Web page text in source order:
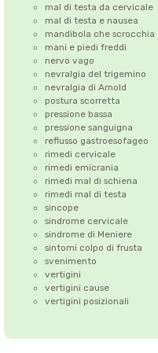
mal di testa da cervicale
mal di testa e nausea
mandibola che scrocchia
mani e piedi freddi
nervo vago
nevralgia del trigemino
nevralgia di Arnold
postura scorretta
pressione bassa
pressione sanguigna
reflusso gastroesofageo
rimedi cervicale
rimedi emicrania
rimedi mal di schiena
rimedi mal di testa
sincope
sindrome cervicale
sindrome di Meniere
sintomi colpo di frusta
svenimento
vertigini
vertigini cause
vertigini posizionali